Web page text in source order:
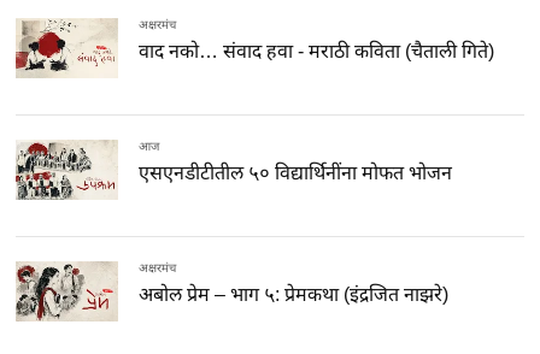
अक्षरमंच
वाद नको… संवाद हवा - मराठी कविता (चैताली गिते)
आज
एसएनडीटीतील ५० विद्यार्थिनींना मोफत भोजन
अक्षरमंच
अबोल प्रेम – भाग ५: प्रेमकथा (इंद्रजित नाझरे)